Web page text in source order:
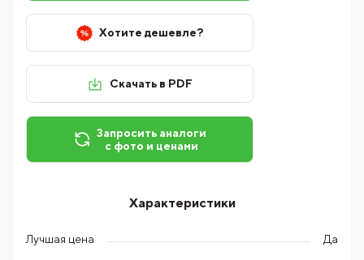
Хотите дешевле?
Скачать в PDF
Запросить аналоги
с фото и ценами
Характеристики
Лучшая цена Да